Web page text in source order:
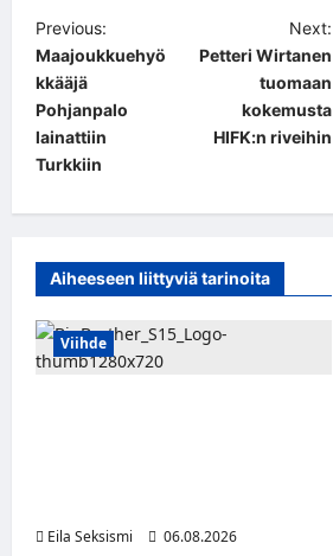
P
o
s
t
n
a
i
g
a
Previous:
Maajoukkuehyö
kkääjä
Pohjanpalo
lainattiin
Turkkiin
Next:
Petteri Wirtanen
tuomaan
kokemusta
HIFK:n riveihin
Aiheeseen liittyviä tarinoita
Viihde
Eila Seksismi
06.08.2026